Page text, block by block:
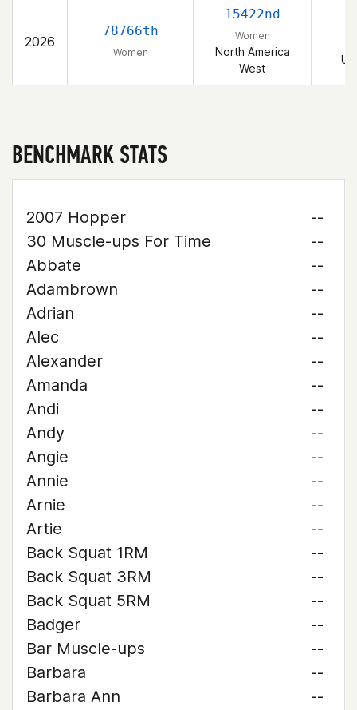
2026
78766th
Women
15422nd
Women
North America
West
BENCHMARK STATS
2007 Hopper
--
30 Muscle-ups For Time
--
Abbate
--
Adambrown
--
Adrian
--
Alec
--
Alexander
--
Amanda
--
Andi
--
Andy
--
Angie
--
Annie
--
Arnie
--
Artie
--
Back Squat 1RM
--
Back Squat 3RM
--
Back Squat 5RM
--
Badger
--
Bar Muscle-ups
--
Barbara
--
Barbara Ann
--